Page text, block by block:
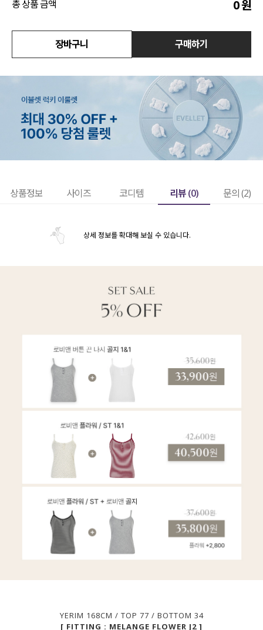
총 상품 금액 0원
장바구니 구매하기
상품정보 사이즈 코디템 리뷰 (0) 문의 (2)
상세 정보를 확대해 보실 수 있습니다.
YERIM 168CM / TOP 77 / BOTTOM 34
[ FITTING : MELANGE FLOWER J2 ]